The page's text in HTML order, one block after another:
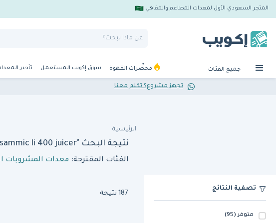
المتجر السعودي الأول لمعدات المطاعم والمقاهي
جميع الفئات محضِّرات القهوة سوق إكويب المستعمل تأجير
تجهز مشروع؟ تكلم معنا
الرئيسية
نتيجة البحث "juicers sammic li 400 juicer"
الفئات المقترحة: معدات المشروبات
تصفية النتائج
متوفر(95)
187 نتيجة